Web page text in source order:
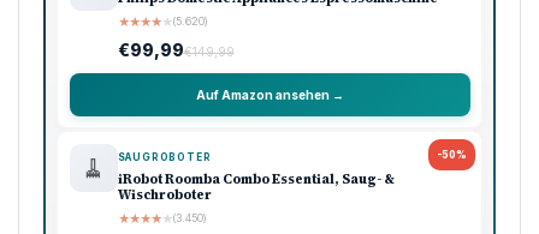
★★★★★(5.620)
€99,99€149,99
Auf Amazon ansehen →
-50%
🧹 SAUGROBOTER
iRobot Roomba Combo Essential, Saug- &
Wischroboter
★★★★★(3.450)